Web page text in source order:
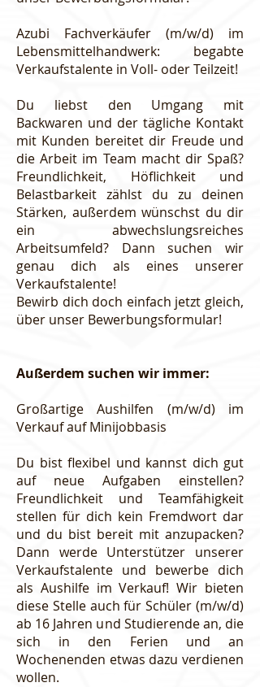
Azubi Fachverkäufer (m/w/d) im
Lebensmittelhandwerk: begabte
Verkaufstalente in Voll- oder Teilzeit!
Du liebst den Umgang mit
Backwaren und der tägliche Kontakt
mit Kunden bereitet dir Freude und
die Arbeit im Team macht dir Spaß?
Freundlichkeit, Höflichkeit und
Belastbarkeit zählst du zu deinen
Stärken, außerdem wünschst du dir
ein abwechslungsreiches
Arbeitsumfeld? Dann suchen wir
genau dich als eines unserer
Verkaufstalente!
Bewirb dich doch einfach jetzt gleich,
über unser Bewerbungsformular!
Außerdem suchen wir immer:
Großartige Aushilfen (m/w/d) im
Verkauf auf Minijobbasis
Du bist flexibel und kannst dich gut
auf neue Aufgaben einstellen?
Freundlichkeit und Teamfähigkeit
stellen für dich kein Fremdwort dar
und du bist bereit mit anzupacken?
Dann werde Unterstützer unserer
Verkaufstalente und bewerbe dich
als Aushilfe im Verkauf! Wir bieten
diese Stelle auch für Schüler (m/w/d)
ab 16 Jahren und Studierende an, die
sich in den Ferien und an
Wochenenden etwas dazu verdienen
wollen.